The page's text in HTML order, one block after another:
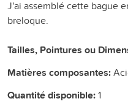
J'ai assemblé cette bague
breloque.
Tailles, Pointures ou
Matières composantes:
Quantité disponible:1